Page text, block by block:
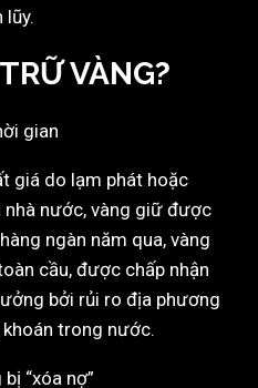
lũy.
VÀNG?
gian
giá do lạm phát hoặc
nhà nước, vàng giữ được
ngàn năm qua, vàng
cầu, được chấp nhận
bởi rủi ro địa phương
trong nước.
“xóa nợ”